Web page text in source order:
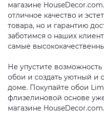
магазине
отличное качество и
товара, но и гарантию
заботимся о наших
самые
Не упустите
обои и создать уютный и
доме. Покупайте обои
флизелиновой основе
магазине